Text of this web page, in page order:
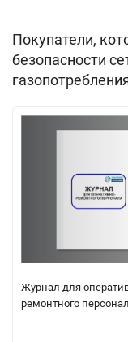
Покупатели,
безопасности
Журнал для
ремонтного